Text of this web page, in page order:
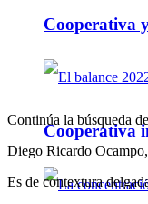
Cooperativa
Cooperativa
Continúa la búsqueda
Diego Ricardo
Es de contextura